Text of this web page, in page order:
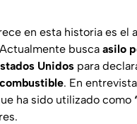
en esta historia es el
busca asilo
Unidos para
. En
ha sido utilizado como